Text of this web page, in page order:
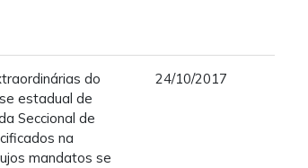
do
estadual de
Seccional de
na
mandatos se
24/10/2017